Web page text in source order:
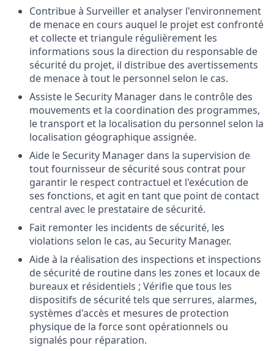
Contribue à Surveiller et analyser l'environnement
de menace en cours auquel le projet est confronté
et collecte et triangule régulièrement les
informations sous la direction du responsable de
sécurité du projet, il distribue des avertissements
de menace à tout le personnel selon le cas.
Assiste le Security Manager dans le contrôle des
mouvements et la coordination des programmes,
le transport et la localisation du personnel selon la
localisation géographique assignée.
Aide le Security Manager dans la supervision de
tout fournisseur de sécurité sous contrat pour
garantir le respect contractuel et l'exécution de
ses fonctions, et agit en tant que point de contact
central avec le prestataire de sécurité.
Fait remonter les incidents de sécurité, les
violations selon le cas, au Security Manager.
Aide à la réalisation des inspections et inspections
de sécurité de routine dans les zones et locaux de
bureaux et résidentiels ; Vérifie que tous les
dispositifs de sécurité tels que serrures, alarmes,
systèmes d'accès et mesures de protection
physique de la force sont opérationnels ou
signalés pour réparation.